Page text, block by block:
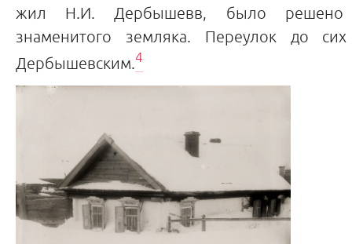
жил Н.И. Дербышевв, было решено
знаменитого земляка. Переулок до
Дербышевским. 4